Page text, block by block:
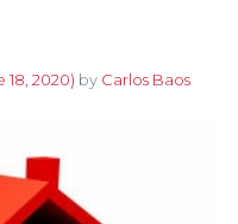
2020) by Carlos Baos